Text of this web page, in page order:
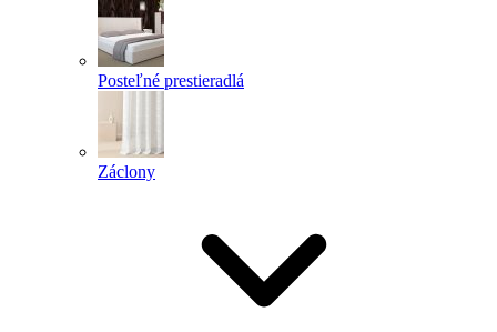
Posteľné prestieradlá
Záclony